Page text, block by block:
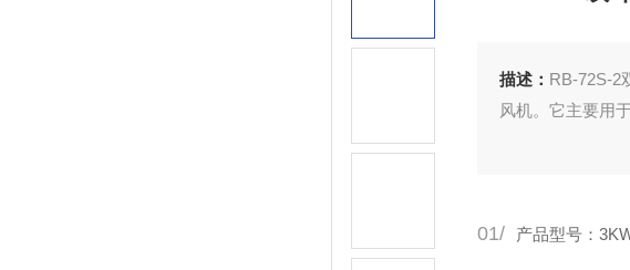
描述： RB-72S-2
风机。它主要用
01/ 产品型号：